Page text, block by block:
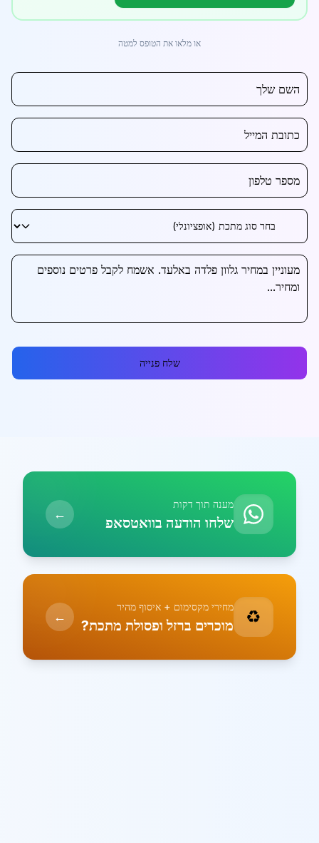
או מלאו את הטופס למטה
שלח פנייה
מענה תוך דקות
שלחו הודעה בוואטסאפ ←
♻️ מחירי מקסימום + איסוף מהיר
מוכרים ברזל ופסולת מתכת? ←